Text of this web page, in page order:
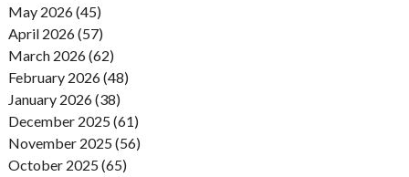
May 2026 (45)
April 2026 (57)
March 2026 (62)
February 2026 (48)
January 2026 (38)
December 2025 (61)
November 2025 (56)
October 2025 (65)